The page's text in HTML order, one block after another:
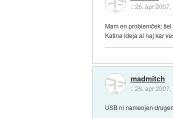
::26. apr 2007,
Mam en problemček:
Kašna ideja al naj kar
madmitch
::26. apr 2007,
USB ni namenjen